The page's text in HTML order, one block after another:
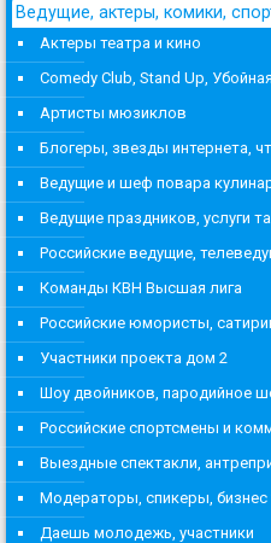
Ведущие, актеры, комики,
Актеры театра и кино
Comedy Club, Stand Up,
Артисты мюзиклов
Блогеры, звезды интернета,
Ведущие и шеф повара
Ведущие праздников, услуги
Российские ведущие,
Команды КВН Высшая лига
Российские юмористы,
Участники проекта дом 2
Шоу двойников, пародийное
Российские спортсмены и
Выездные спектакли,
Модераторы, спикеры, бизнес
Даешь молодежь, участники